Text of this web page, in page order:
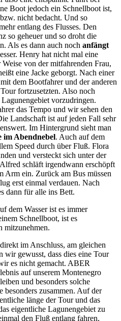
Boot jedoch ein Schnellboot ist,
nicht bedacht. Und so
entlang des Flusses. Den
so geheuer und so droht die
Als es dann auch noch anfängt
Henry hat nicht mal eine
von der mitfahrenden Frau,
eine Jacke geborgt. Nach einer
dem Bootfahrer und der anderen
fortzusetzten. Also noch
vorzudringen.
das Tempo und wir sehen den
Landschaft ist auf jeden Fall sehr
Im Hintergrund sieht man
im Abendnebel. Auch auf dem
Speed durch über Fluß. Flora
und versteckt sich unter der
schläft irgendwann erschöpft
Arm ein. Zurück am Bus müssen
erst einmal verdauen. Nach
dann für alle ins Bett.
dem Wasser ist es immer
Schnellboot, ist es
mitzunehmen.
direkt im Anschluss, am gleichen
wir gewusst, dass dies eine Tour
es nicht gemacht. ABER
auf unserem Montenegro
und besonders solche
besonders zusammen. Auf der
länge der Tour und das
eigentliche Lagunengebiet zu
den Fluß entlang fahren,